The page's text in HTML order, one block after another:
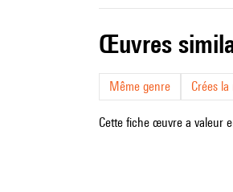
œuvres
Même genre Crées
Cette fiche œuvre a valeur